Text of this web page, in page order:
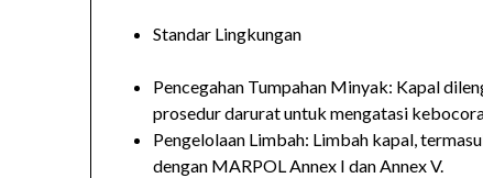
Standar Lingkungan
Pencegahan Tumpahan Minyak: Kapal
prosedur darurat untuk mengatasi
Pengelolaan Limbah: Limbah kapal,
dengan MARPOL Annex I dan Annex V.